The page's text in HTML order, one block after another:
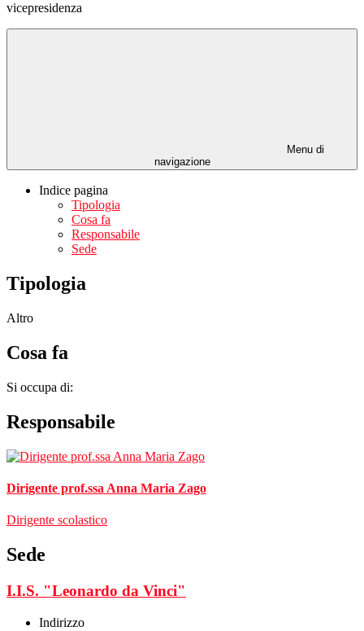
vicepresidenza
Menu di
navigazione
Indice pagina
Tipologia
Cosa fa
Responsabile
Sede
Tipologia
Altro
Cosa fa
Si occupa di:
Responsabile
Dirigente prof.ssa Anna Maria Zago
Dirigente scolastico
Sede
I.I.S. "Leonardo da Vinci"
Indirizzo